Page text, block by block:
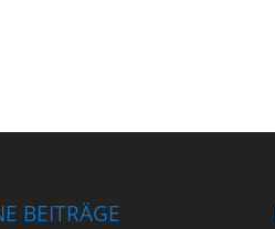
BEITRÄGE